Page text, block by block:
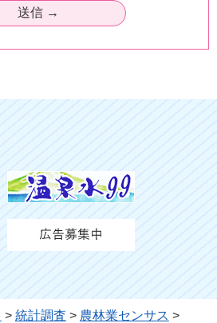
> 統計調査 > 農林業センサス >